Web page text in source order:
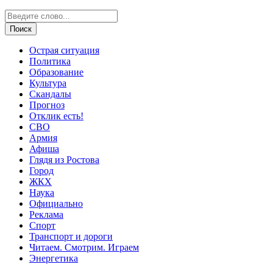
Острая ситуация
Политика
Образование
Культура
Скандалы
Прогноз
Отклик есть!
СВО
Армия
Афиша
Глядя из Ростова
Город
ЖКХ
Наука
Официально
Реклама
Спорт
Транспорт и дороги
Читаем. Смотрим. Играем
Энергетика